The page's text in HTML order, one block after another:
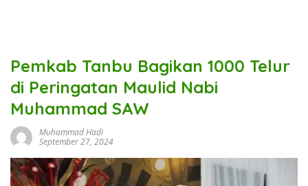
Pemkab Tanbu Bagikan 1000 Telur
di Peringatan Maulid Nabi
Muhammad SAW
Muhammad Hadi
September 27, 2024